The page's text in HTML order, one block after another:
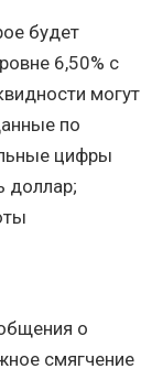
будет
6,50% с
могут
по
цифры
доллар;
о
смягчение